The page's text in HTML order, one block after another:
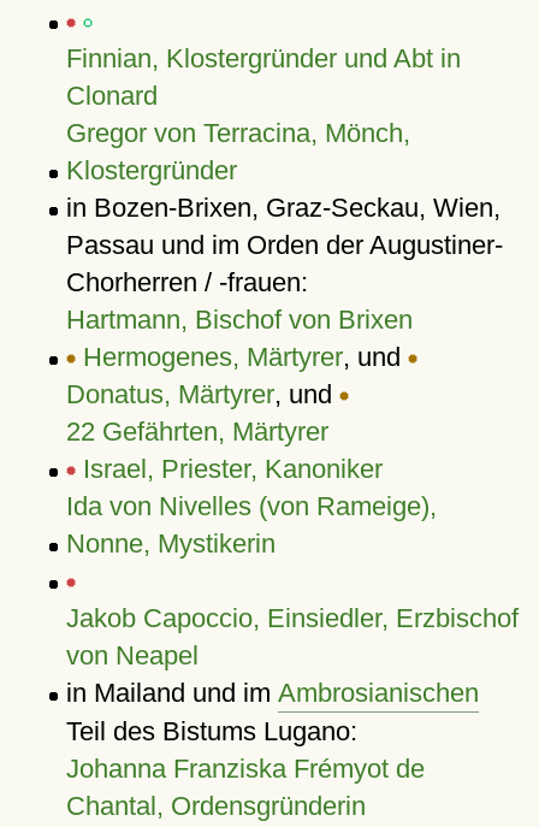
Finnian, Klostergründer und Abt in
Clonard
Gregor von Terracina, Mönch,
Klostergründer
in Bozen-Brixen, Graz-Seckau, Wien,
Passau und im Orden der Augustiner-
Chorherren / -frauen:
Hartmann, Bischof von Brixen
Hermogenes, Märtyrer, und
Donatus, Märtyrer, und
22 Gefährten, Märtyrer
Israel, Priester, Kanoniker
Ida von Nivelles (von Rameige),
Nonne, Mystikerin
Jakob Capoccio, Einsiedler, Erzbischof
von Neapel
in Mailand und im Ambrosianischen
Teil des Bistums Lugano:
Johanna Franziska Frémyot de
Chantal, Ordensgründerin